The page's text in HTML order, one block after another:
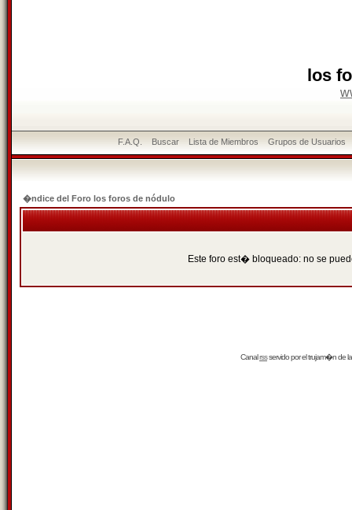
los
F.A.Q. Buscar Lista de Miembros Grupos de Usuarios
�ndice del Foro los foros de nódulo
Este foro est� bloqueado: no se
Canalrssservido por eltrujam�nde